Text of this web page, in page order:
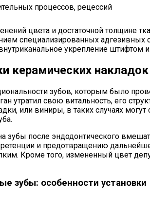
процессов, рецессий
цвета и достаточной толщине
специализированных
укрепление
керамических
зубов, которым было
утратил свою витальность, его
или виниры, в таких случаях
зубы после эндодонтического
и предотвращению
Кроме того, измененный цвет
зубы: особенности установки